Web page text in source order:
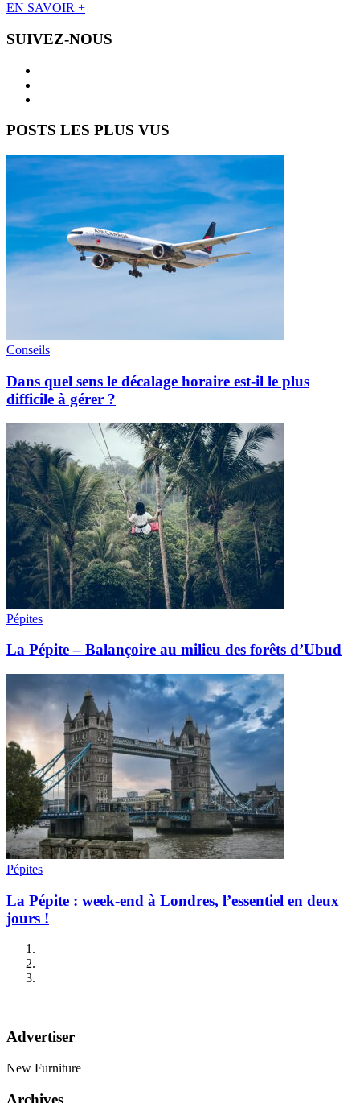
EN SAVOIR +
SUIVEZ-NOUS
POSTS LES PLUS VUS
Conseils
Dans quel sens le décalage horaire est-il le plus
difficile à gérer ?
Pépites
La Pépite – Balançoire au milieu des forêts d’Ubud
Pépites
La Pépite : week-end à Londres, l’essentiel en deux
jours !
Advertiser
New Furniture
Archives